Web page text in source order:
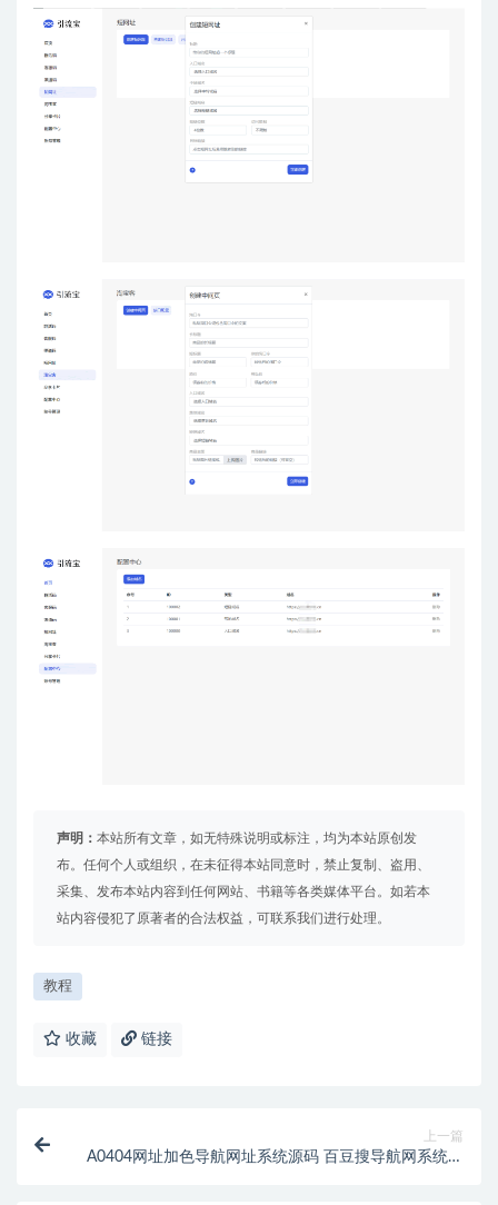
声明： 本站所有文章，如无特殊说明或标注，均为本站原创发
布。任何个人或组织，在未征得本站同意时，禁止复制、盗用、
采集、发布本站内容到任何网站、书籍等各类媒体平台。如若本
站内容侵犯了原著者的合法权益，可联系我们进行处理。
教程
收藏 链接
上一篇
A0404网址加色导航网址系统源码 百豆搜导航网系统源